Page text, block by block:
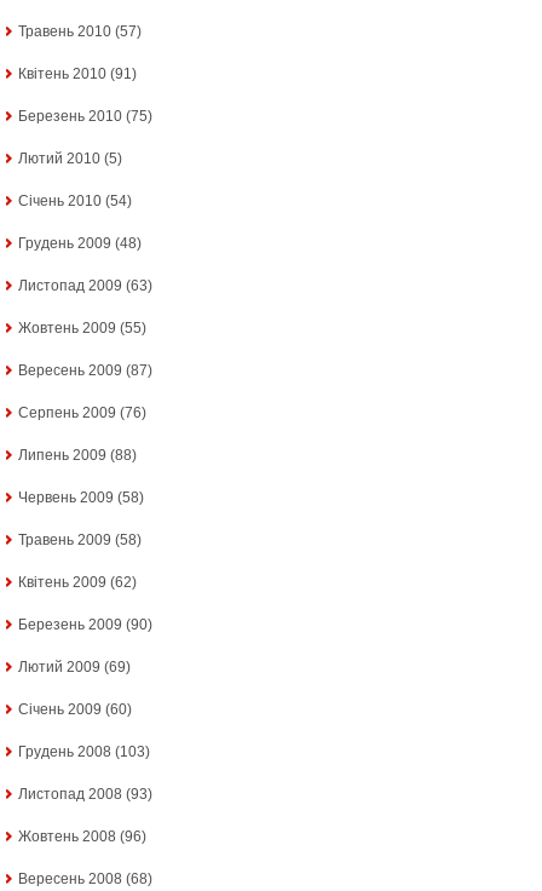
Травень 2010 (57)
Квітень 2010 (91)
Березень 2010 (75)
Лютий 2010 (5)
Січень 2010 (54)
Грудень 2009 (48)
Листопад 2009 (63)
Жовтень 2009 (55)
Вересень 2009 (87)
Серпень 2009 (76)
Липень 2009 (88)
Червень 2009 (58)
Травень 2009 (58)
Квітень 2009 (62)
Березень 2009 (90)
Лютий 2009 (69)
Січень 2009 (60)
Грудень 2008 (103)
Листопад 2008 (93)
Жовтень 2008 (96)
Вересень 2008 (68)